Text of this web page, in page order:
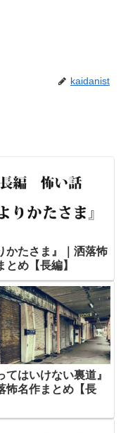
kaidanist
かたさま』｜洒落怖
とめ【長編】
てはいけない裏道』
怖名作まとめ【長